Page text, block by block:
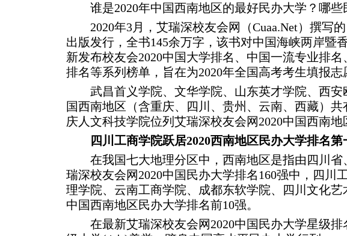
谁是2020年中国西南地区的最好民办大学？哪
2020年3月，艾瑞深校友会网（Cuaa.Net）撰
出版发行，全书145余万字，该书对中国海峡两岸暨
新发布校友会2020中国大学排名、中国一流专业排
排名等系列榜单，旨在为2020年全国高考考生填报志
武昌首义学院、文华学院、山东英才学院、西
国西南地区（含重庆、四川、贵州、云南、西藏）
庆人文科技学院位列艾瑞深校友会网2020中国西南地
四川工商学院跃居2020西南地区民办大学排名
在我国七大地理分区中，西南地区是指由四川
瑞深校友会网2020中国民办大学排名160强中，四
理学院、云南工商学院、成都东软学院、四川文化
中国西南地区民办大学排名前10强。
在最新艾瑞深校友会网2020中国民办大学星级